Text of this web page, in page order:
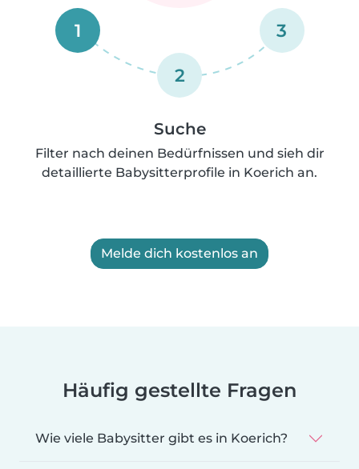
1
2
3
Suche
Filter nach deinen Bedürfnissen und sieh dir
detaillierte Babysitterprofile in Koerich an.
Melde dich kostenlos an
Häufig gestellte Fragen
Wie viele Babysitter gibt es in Koerich?